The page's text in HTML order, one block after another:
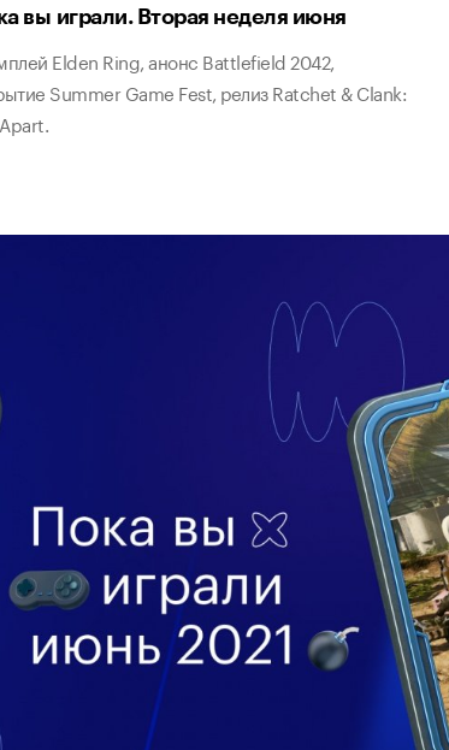
вы играли. Вторая неделя июня
Elden Ring, анонс Battlefield 2042,
Summer Game Fest, релиз Ratchet & Clank: